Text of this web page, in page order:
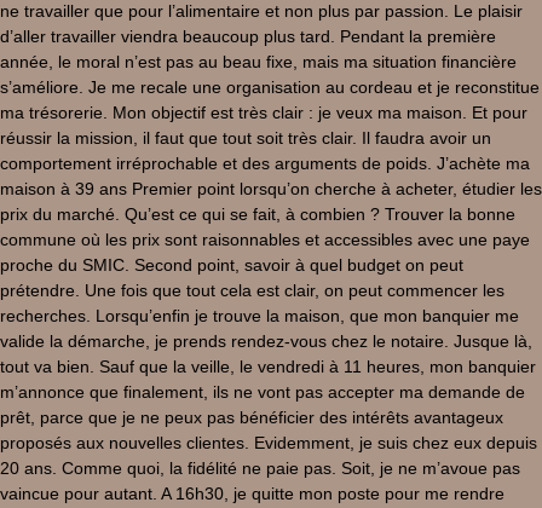
ne travailler que pour l’alimentaire et non plus par passion. Le plaisir
d’aller travailler viendra beaucoup plus tard. Pendant la première
année, le moral n’est pas au beau fixe, mais ma situation financière
s’améliore. Je me recale une organisation au cordeau et je reconstitue
ma trésorerie. Mon objectif est très clair : je veux ma maison. Et pour
réussir la mission, il faut que tout soit très clair. Il faudra avoir un
comportement irréprochable et des arguments de poids. J’achète ma
maison à 39 ans Premier point lorsqu’on cherche à acheter, étudier les
prix du marché. Qu’est ce qui se fait, à combien ? Trouver la bonne
commune où les prix sont raisonnables et accessibles avec une paye
proche du SMIC. Second point, savoir à quel budget on peut
prétendre. Une fois que tout cela est clair, on peut commencer les
recherches. Lorsqu’enfin je trouve la maison, que mon banquier me
valide la démarche, je prends rendez-vous chez le notaire. Jusque là,
tout va bien. Sauf que la veille, le vendredi à 11 heures, mon banquier
m’annonce que finalement, ils ne vont pas accepter ma demande de
prêt, parce que je ne peux pas bénéficier des intérêts avantageux
proposés aux nouvelles clientes. Evidemment, je suis chez eux depuis
20 ans. Comme quoi, la fidélité ne paie pas. Soit, je ne m’avoue pas
vaincue pour autant. A 16h30, je quitte mon poste pour me rendre